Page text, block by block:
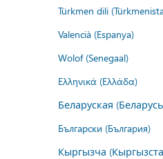
Türkmen dili
Valencià (Espanya)
Wolof (Senegaal)
Ελληνικά (Ελλάδα)
Беларуская
Български (България)
Кыргызча